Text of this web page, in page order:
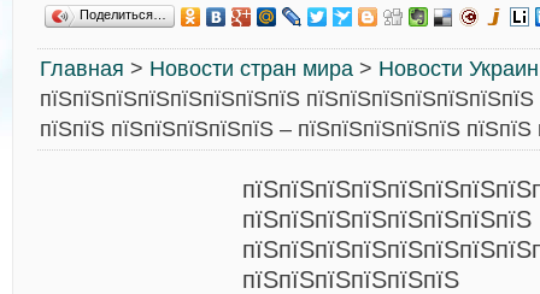
Поделиться…
Главная > Новости стран мира > Новости
пїЅпїЅпїЅпїЅпїЅпїЅпїЅпїЅ
пїЅпїЅ пїЅпїЅпїЅпїЅпїЅ – пїЅпїЅпїЅпїЅпїЅ
пїЅпїЅпїЅпїЅпїЅпїЅ